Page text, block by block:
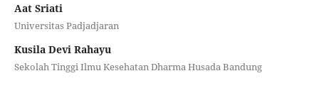
Aat Sriati
Universitas Padjadjaran
Kusila Devi Rahayu
Sekolah Tinggi Ilmu Kesehatan Dharma Husada Bandung